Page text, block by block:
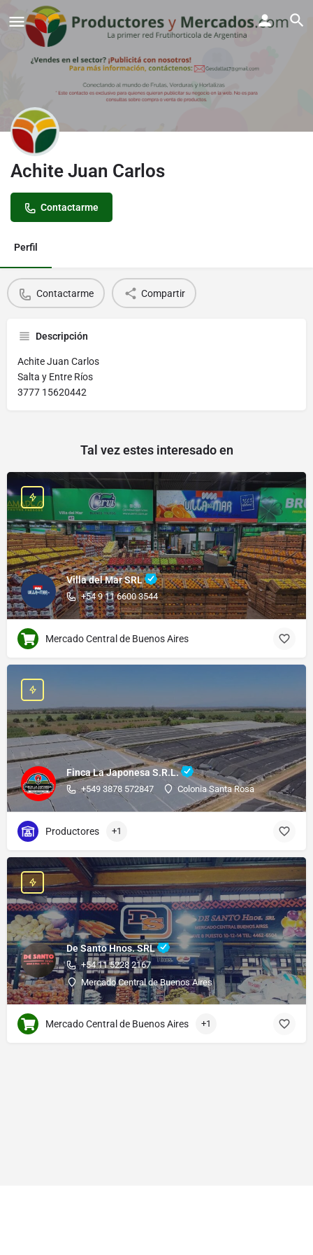
Achite Juan Carlos
Contactarme
Perfil
Contactarme Compartir
Descripción
Achite Juan Carlos
Salta y Entre Ríos
3777 15620442
Tal vez estes interesado en
Villa del Mar SRL
+54 9 11 6600 3544
Mercado Central de Buenos Aires
Finca La Japonesa S.R.L.
+549 3878 572847 Colonia Santa Rosa
Productores +1
De Santo Hnos. SRL
+54 11 5228 2167
Mercado Central de Buenos Aires
Mercado Central de Buenos Aires +1